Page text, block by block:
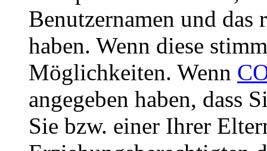
Benutzernamen und das
haben. Wenn diese
Möglichkeiten. Wenn
angegeben haben, dass
Sie bzw. einer Ihrer